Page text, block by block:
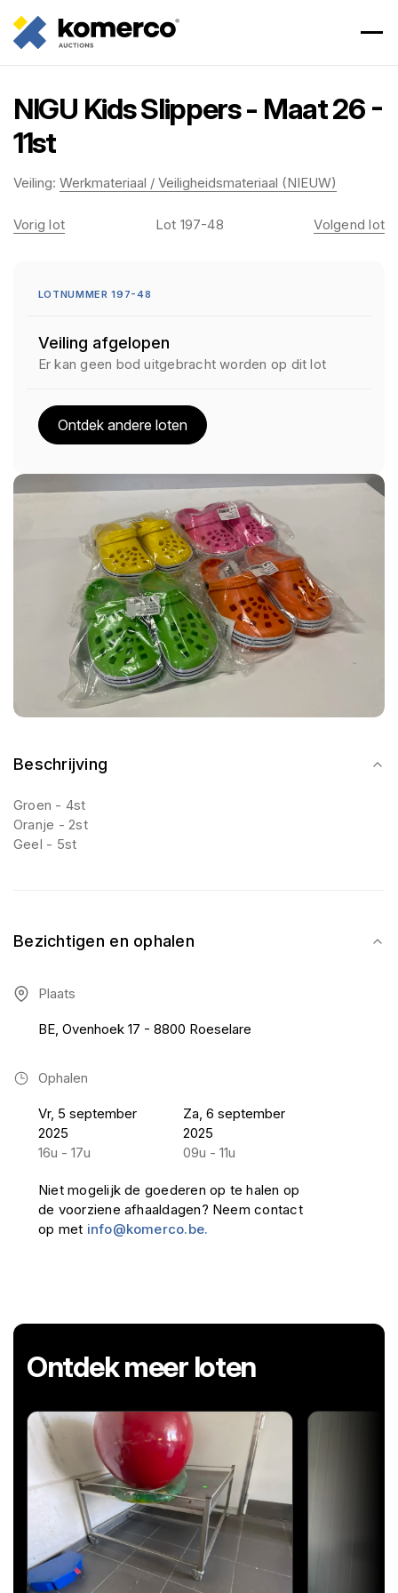
NIGU Kids Slippers - Maat 26 -
11st
Veiling: Werkmateriaal / Veiligheidsmateriaal (NIEUW)
Beschrijving
Groen - 4st
Oranje - 2st
Geel - 5st
Bezichtigen en ophalen
Plaats
BE, Ovenhoek 17 - 8800 Roeselare
Ophalen
Vr, 5 september
2025
16u - 17u
Za, 6 september
2025
09u - 11u
Niet mogelijk de goederen op te halen op
de voorziene afhaaldagen? Neem contact
op met info@komerco.be.
Vorig lot Lot 197-48 Volgend lot
LOTNUMMER 197-48
Veiling afgelopen
Er kan geen bod uitgebracht worden op dit lot
Ontdek andere loten
Ontdek meer loten